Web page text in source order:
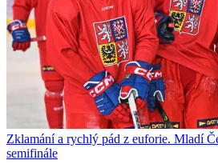
Zklamání a rychlý pád z euforie. Mladí
semifinále